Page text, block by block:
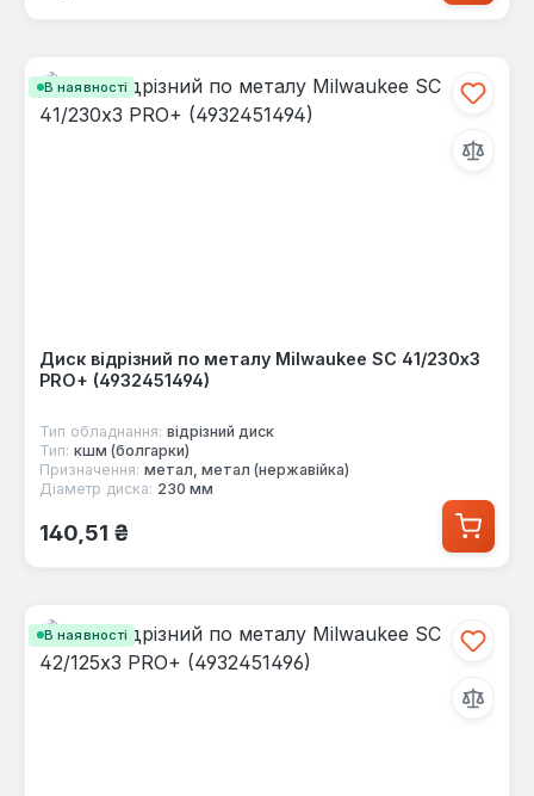
В наявності
Диск відрізний по металу Milwaukee SC 41/230х3
PRO+ (4932451494)
Тип обладнання: відрізний диск
Тип: кшм (болгарки)
Призначення: метал, метал (нержавійка)
Діаметр диска: 230 мм
Звичайна ціна:
140,51 ₴
В наявності